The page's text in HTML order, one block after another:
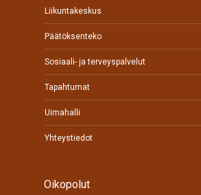
Liikuntakeskus
Päätöksenteko
Sosiaali- ja terveyspalvelut
Tapahtumat
Uimahalli
Yhteystiedot
Oikopolut